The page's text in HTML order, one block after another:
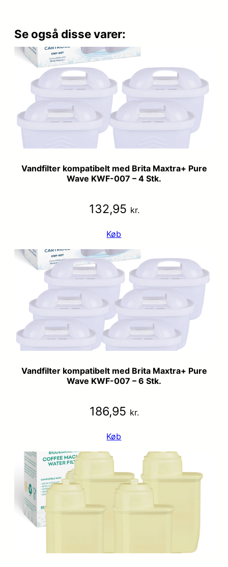
Se også disse varer:
Vandfilter kompatibelt med Brita Maxtra+ Pure
Wave KWF-007 – 4 Stk.
132,95 kr.
Køb
Vandfilter kompatibelt med Brita Maxtra+ Pure
Wave KWF-007 – 6 Stk.
186,95 kr.
Køb